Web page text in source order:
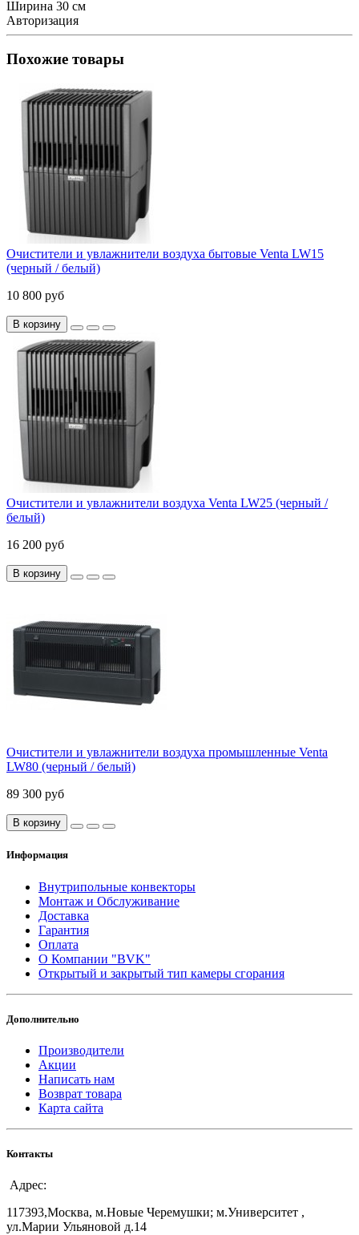
Ширина 30 см
Авторизация
Похожие товары
Очистители и увлажнители воздуха бытовые Venta LW15
(черный / белый)
10 800 руб
В корзину
Очистители и увлажнители воздуха Venta LW25 (черный /
белый)
16 200 руб
В корзину
Очистители и увлажнители воздуха промышленные Venta
LW80 (черный / белый)
89 300 руб
В корзину
Информация
Внутрипольные конвекторы
Монтаж и Обслуживание
Доставка
Гарантия
Оплата
О Компании "BVK"
Открытый и закрытый тип камеры сгорания
Дополнительно
Производители
Акции
Написать нам
Возврат товара
Карта сайта
Контакты
Адрес:
117393,Москва, м.Новые Черемушки; м.Университет ,
ул.Марии Ульяновой д.14